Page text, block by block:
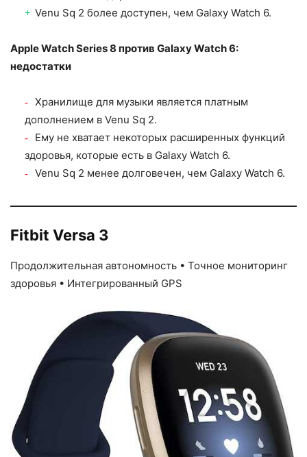
Venu Sq 2 более доступен, чем Galaxy Watch 6.
Apple Watch Series 8 против Galaxy Watch 6:
недостатки
Хранилище для музыки является платным
дополнением в Venu Sq 2.
Ему не хватает некоторых расширенных функций
здоровья, которые есть в Galaxy Watch 6.
Venu Sq 2 менее долговечен, чем Galaxy Watch 6.
Fitbit Versa 3
Продолжительная автономность • Точное мониторинг
здоровья • Интегрированный GPS